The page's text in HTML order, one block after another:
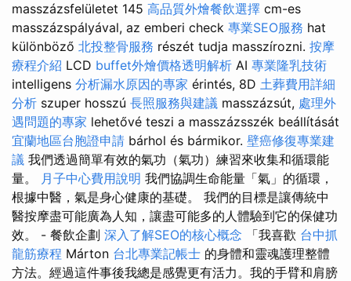
masszázsfelületet 145 高品質外燴餐飲選擇 cm-es
masszázspályával, az emberi check 專業SEO服務 hat
különböző 北投整骨服務 részét tudja masszírozni. 按摩
療程介紹 LCD buffet外燴價格透明解析 AI 專業隆乳技術
intelligens 分析漏水原因的專家 érintés, 8D 土葬費用詳細
分析 szuper hosszú 長照服務與建議 masszázsút, 處理外
遇問題的專家 lehetővé teszi a masszázsszék beállítását
宜蘭地區台胞證申請 bárhol és bármikor. 壁癌修復專業建
議 我們透過簡單有效的氣功（氣功）練習來收集和循環能
量。 月子中心費用說明 我們協調生命能量「氣」的循環，
根據中醫，氣是身心健康的基礎。 我們的目標是讓傳統中
醫按摩盡可能廣為人知，讓盡可能多的人體驗到它的保健功
效。 - 餐飲企劃 深入了解SEO的核心概念 「我喜歡 台中抓
龍筋療程 Márton 台北專業記帳士 的身體和靈魂護理整體
方法。經過這件事後我總是感覺更有活力。我的手臂和肩膀